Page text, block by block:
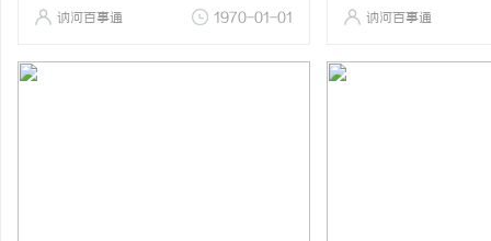
讷河百事通 1970-01-01 讷河百事通